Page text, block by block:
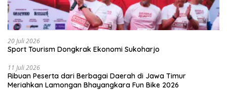
20 Juli 2026
Sport Tourism Dongkrak Ekonomi Sukoharjo
11 Juli 2026
Ribuan Peserta dari Berbagai Daerah di Jawa Timur
Meriahkan Lamongan Bhayangkara Fun Bike 2026